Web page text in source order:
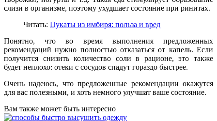
слизи в организме, поэтому ухудшает состояние при ринитах.
Читать: Цукаты из имбиря: польза и вред
Понятно, что во время выполнения предложенных
рекомендаций нужно полностью отказаться от капель. Если
получится снизить количество соли в рационе, это также
будет неплохо: отеки с сосудов спадут гораздо быстрее.
Очень надеюсь, что предложенные рекомендации окажутся
для вас полезными, и хоть немного улучшат ваше состояние.
Вам также может быть интересно